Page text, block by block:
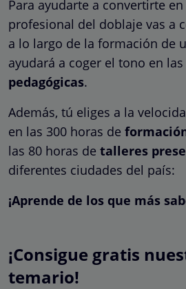
Para ayudarte a convertirte
profesional del doblaje vas a
a lo largo de la formación de
ayudará a coger el tono en las
pedagógicas.
Además, tú eliges a la
en las 300 horas de
las 80 horas de talleres
diferentes ciudades del país:
¡Aprende de los que más
¡Consigue gratis
temario!